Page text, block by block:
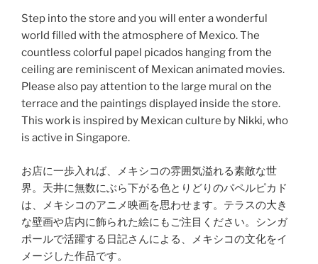
Step into the store and you will enter a wonderful
world filled with the atmosphere of Mexico. The
countless colorful papel picados hanging from the
ceiling are reminiscent of Mexican animated movies.
Please also pay attention to the large mural on the
terrace and the paintings displayed inside the store.
This work is inspired by Mexican culture by Nikki, who
is active in Singapore.
お店に一歩入れば、メキシコの雰囲気溢れる素敵な世
界。天井に無数にぶら下がる色とりどりのパペルピカド
は、メキシコのアニメ映画を思わせます。テラスの大き
な壁画や店内に飾られた絵にもご注目ください。シンガ
ポールで活躍する日記さんによる、メキシコの文化をイ
メージした作品です。